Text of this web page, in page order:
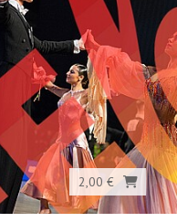
2,00 €